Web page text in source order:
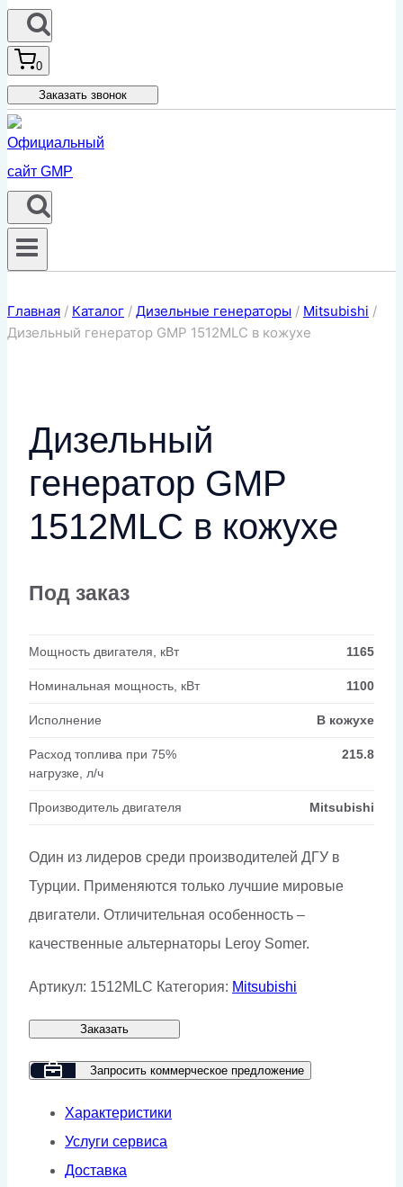
0
Заказать звонок
Главная / Каталог / Дизельные генераторы / Mitsubishi /
Дизельный генератор GMP 1512MLC в кожухе
Дизельный
генератор GMP
1512MLC в кожухе
Под заказ
Мощность двигателя, кВт 1165
Номинальная мощность, кВт 1100
Исполнение В кожухе
Расход топлива при 75%
нагрузке, л/ч
215.8
Производитель двигателя Mitsubishi
Один из лидеров среди производителей ДГУ в
Турции. Применяются только лучшие мировые
двигатели. Отличительная особенность –
качественные альтернаторы Leroy Somer.
Артикул: 1512MLC Категория: Mitsubishi
Заказать
Запросить коммерческое предложение
Характеристики
Услуги сервиса
Доставка